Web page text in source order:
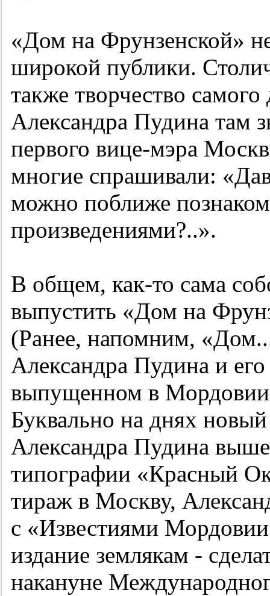
«Дом на Фрунзенской»
широкой публики.
также творчество
Александра Пудина там
первого вице-мэра
многие спрашивали:
можно поближе
произведениями?..».
В общем, как-то сама
выпустить «Дом на
(Ранее, напомним,
Александра Пудина и
выпущенном в Мордовии
Буквально на днях
Александра Пудина
типографии «Красный
тираж в Москву,
с «Известиями
издание землякам -
накануне